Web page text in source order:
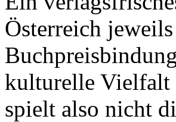
Österreich
kulturelle Vielfalt
spielt also nicht